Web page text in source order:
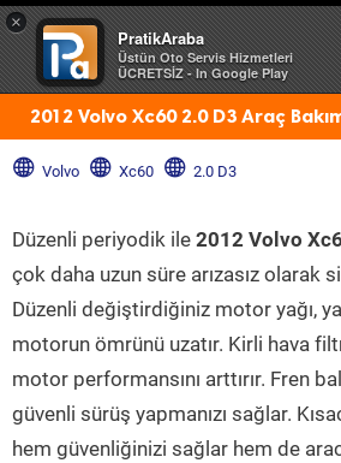
×
PratikAraba
Üstün Oto Servis Hizmetleri
ÜCRETSİZ - In Google Play
2012 Volvo Xc60 2.0 D3 Araç
Volvo Xc60 2.0 D3
Düzenli periyodik ile 2012 Volvo
çok daha uzun süre arızasız olarak
Düzenli değiştirdiğiniz motor yağı,
motorun ömrünü uzatır. Kirli hava
motor performansını arttırır. Fren
güvenli sürüş yapmanızı sağlar.
hem güvenliğinizi sağlar hem de